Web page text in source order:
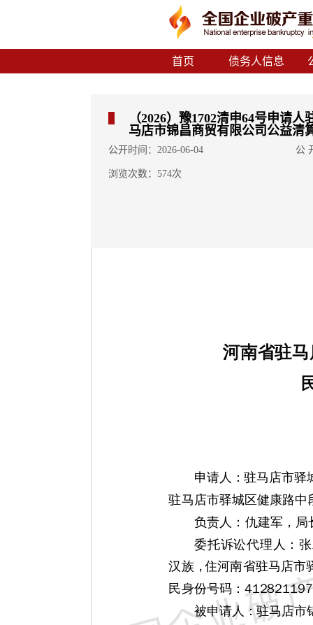
首页 债务人信息
（2026）豫1702清申64号申请
马店市锦昌商贸有限公司公益清
公开时间：2026-06-04 公
浏览次数：574次